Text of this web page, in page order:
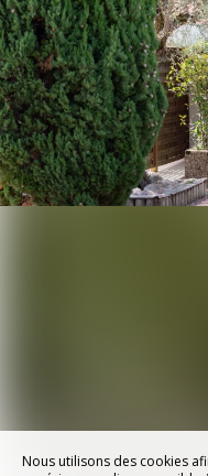
Nous utilisons des cookies